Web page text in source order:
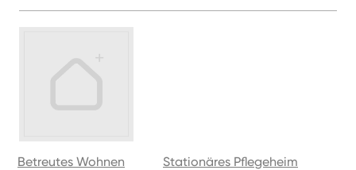
Betreutes Wohnen Stationäres Pflegeheim